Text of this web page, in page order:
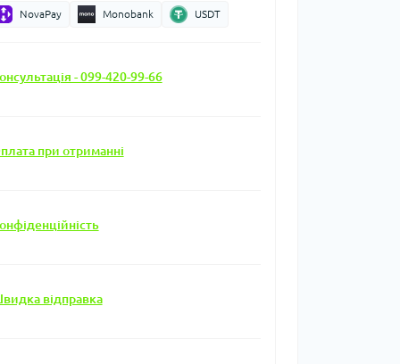
NovaPay Monobank USDT
- 099-420-99-66
при отриманні
відправка